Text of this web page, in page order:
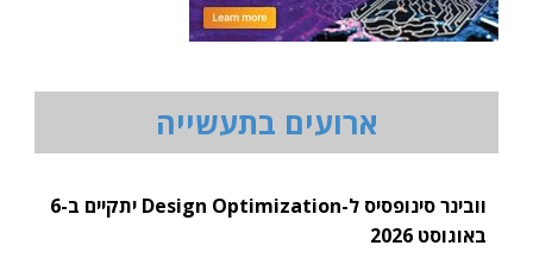
ארועים בתעשייה
וובינר סינופסיס ל-Design Optimization יתקיים ב-6
באוגוסט 2026